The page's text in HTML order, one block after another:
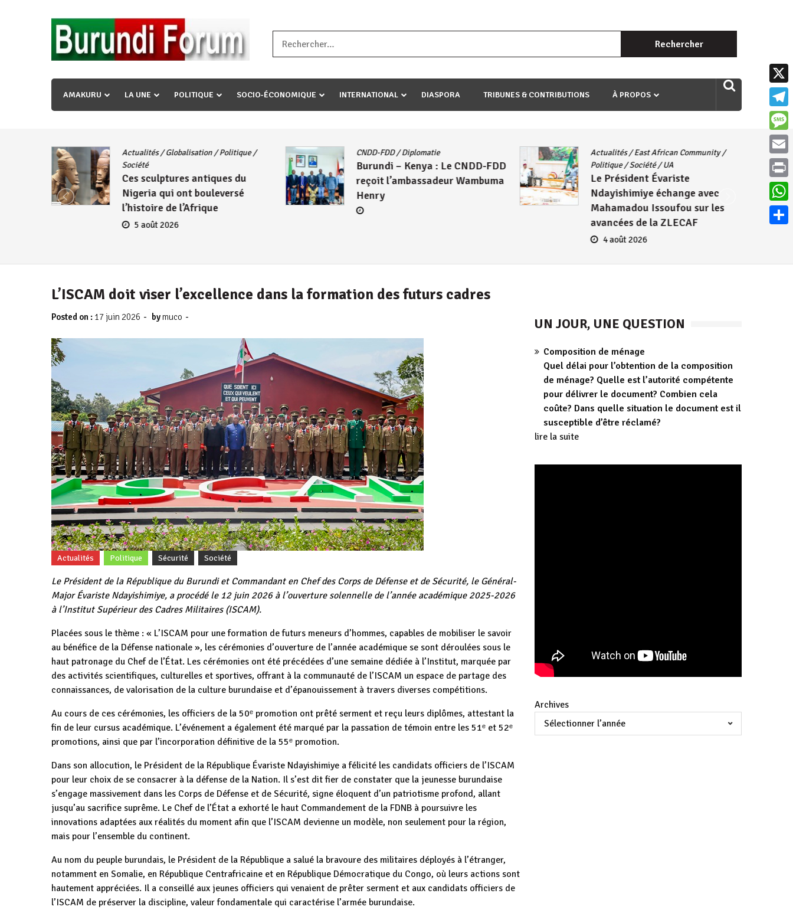
« Ingorane si ugupfa , ingorane ni ugupfa nabi ,gupfa ataco umariye umuryango wawe canke igihugu cakwibarutse .Wewe uri ngaha ndagusigiye iki kibazo : Uriko ukora iki kugira ngo
uzopfire neza umuryango n’igihugu cakwibarutse ? »
Rechercher :
AMAKURU LA UNE POLITIQUE SOCIO-ÉCONOMIQUE INTERNATIONAL DIASPORA TRIBUNES & CONTRIBUTIONS À PROPOS
Actualités/Globalisation/Politique/
Société
Ces sculptures antiques du
Nigeria qui ont bouleversé
l’histoire de l’Afrique
5 août 2026
CNDD-FDD/Diplomatie
Burundi – Kenya : Le CNDD-FDD
reçoit l’ambassadeur Wambuma
Henry
Actualités/East African Community/
Politique/Société/UA
Le Président Évariste
Ndayishimiye échange avec
Mahamadou Issoufou sur les
avancées de la ZLECAF
4 août 2026
L’ISCAM doit viser l’excellence dans la formation des futurs cadres
Posted on : 17 juin 2026 - bymuco -
Actualités Politique Sécurité Société
Le Président de la République du Burundi et Commandant en Chef des Corps de Défense et de Sécurité, le Général-
Major Évariste Ndayishimiye, a procédé le 12 juin 2026 à l’ouverture solennelle de l’année académique 2025-2026
à l’Institut Supérieur des Cadres Militaires (ISCAM).
Placées sous le thème : « L’ISCAM pour une formation de futurs meneurs d’hommes, capables de mobiliser le savoir
au bénéfice de la Défense nationale », les cérémonies d’ouverture de l’année académique se sont déroulées sous le
haut patronage du Chef de l’État. Les cérémonies ont été précédées d’une semaine dédiée à l’Institut, marquée par
des activités scientifiques, culturelles et sportives, offrant à la communauté de l’ISCAM un espace de partage des
connaissances, de valorisation de la culture burundaise et d’épanouissement à travers diverses compétitions.
Au cours de ces cérémonies, les officiers de la 50ᵉ promotion ont prêté serment et reçu leurs diplômes, attestant la
fin de leur cursus académique. L’événement a également été marqué par la passation de témoin entre les 51ᵉ et 52ᵉ
promotions, ainsi que par l’incorporation définitive de la 55ᵉ promotion.
Dans son allocution, le Président de la République Évariste Ndayishimiye a félicité les candidats officiers de l’ISCAM
pour leur choix de se consacrer à la défense de la Nation. Il s’est dit fier de constater que la jeunesse burundaise
s’engage massivement dans les Corps de Défense et de Sécurité, signe éloquent d’un patriotisme profond, allant
jusqu’au sacrifice suprême. Le Chef de l’État a exhorté le haut Commandement de la FDNB à poursuivre les
innovations adaptées aux réalités du moment afin que l’ISCAM devienne un modèle, non seulement pour la région,
mais pour l’ensemble du continent.
Au nom du peuple burundais, le Président de la République a salué la bravoure des militaires déployés à l’étranger,
notamment en Somalie, en République Centrafricaine et en République Démocratique du Congo, où leurs actions sont
hautement appréciées. Il a conseillé aux jeunes officiers qui venaient de prêter serment et aux candidats officiers de
l’ISCAM de préserver la discipline, valeur fondamentale qui caractérise l’armée burundaise.
UN JOUR, UNE QUESTION
Composition de ménage
Quel délai pour l’obtention de la composition
de ménage? Quelle est l’autorité compétente
pour délivrer le document? Combien cela
coûte? Dans quelle situation le document est il
susceptible d’être réclamé?
lire la suite
Archives
X
Email
Print